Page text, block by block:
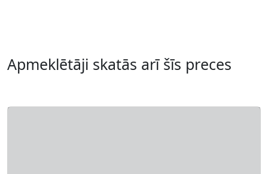
Apmeklētāji skatās arī šīs preces